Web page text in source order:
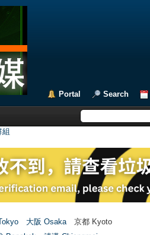
Portal Search
組
大阪 Osaka 京都 Kyoto